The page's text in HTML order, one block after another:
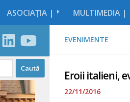
ASOCIAȚIA | MULTIMEDIA |
EVENIMENTE
Eroii italieni,
22/11/2016